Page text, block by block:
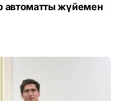
автоматты жүйемен